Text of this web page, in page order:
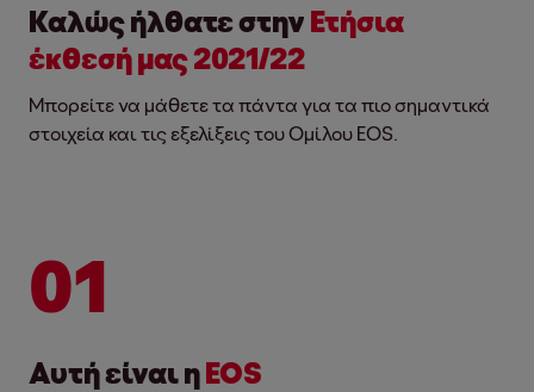
Καλώς ήλθατε στην Ετήσια
έκθεσή μας 2021/22
Μπορείτε να μάθετε τα πάντα για τα πιο σημαντικά
στοιχεία και τις εξελίξεις του Ομίλου EOS.
01
Αυτή είναι ηEOS